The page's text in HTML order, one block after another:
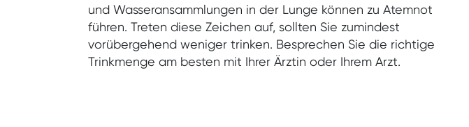
und Wasseransammlungen in der Lunge können zu Atemnot
führen. Treten diese Zeichen auf, sollten Sie zumindest
vorübergehend weniger trinken. Besprechen Sie die richtige
Trinkmenge am besten mit Ihrer Ärztin oder Ihrem Arzt.